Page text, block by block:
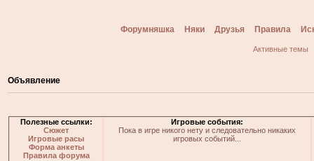
Форумняшка Няки Друзья Правила
Активные темы
Объявление
Полезные ссылки:
Сюжет
Игровые расы
Форма анкеты
Правила форума
Игровые события:
Пока в игре никого нету и следовательно никаких
игровых событий...